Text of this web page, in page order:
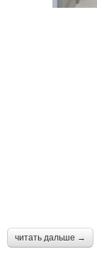
читать дальше →